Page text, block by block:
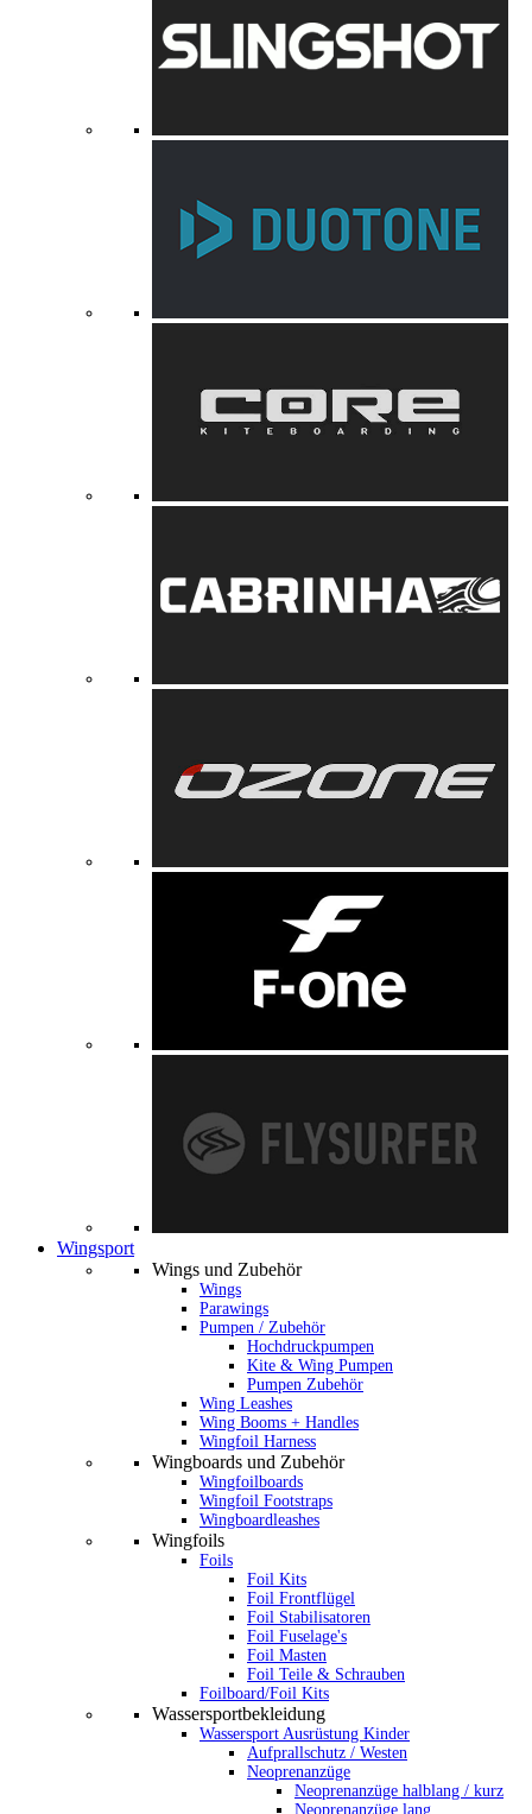
Wingsport
Wings und Zubehör
Wings
Parawings
Pumpen / Zubehör
Hochdruckpumpen
Kite & Wing Pumpen
Pumpen Zubehör
Wing Leashes
Wing Booms + Handles
Wingfoil Harness
Wingboards und Zubehör
Wingfoilboards
Wingfoil Footstraps
Wingboardleashes
Wingfoils
Foils
Foil Kits
Foil Frontflügel
Foil Stabilisatoren
Foil Fuselage's
Foil Masten
Foil Teile & Schrauben
Foilboard/Foil Kits
Wassersportbekleidung
Wassersport Ausrüstung Kinder
Aufprallschutz / Westen
Neoprenanzüge
Neoprenanzüge halblang / kurz
Neoprenanzüge lang